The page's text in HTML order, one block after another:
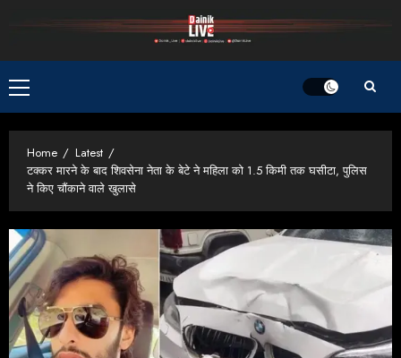
Primary
Menu
Home
Latest
टक्कर मारने के बाद शिवसेना नेता के बेटे ने महिला को 1.5 किमी तक घसीटा, पुलिस
ने किए चौंकाने वाले खुलासे